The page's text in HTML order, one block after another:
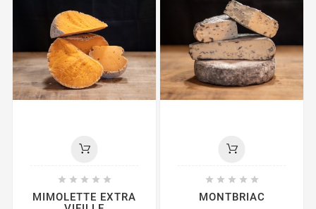
    
MIMOLETTE EXTRA
    
MONTBRIAC